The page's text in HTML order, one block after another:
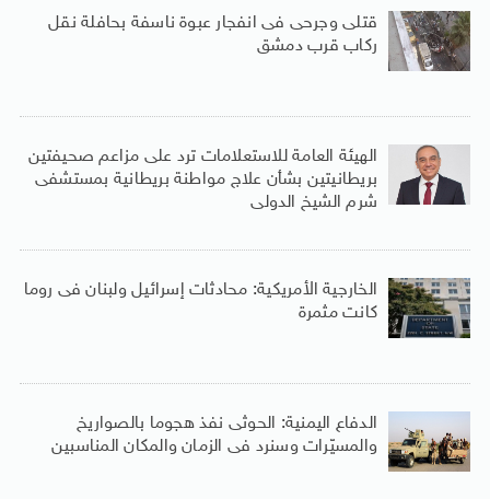
قتلى وجرحى فى انفجار عبوة ناسفة بحافلة نقل
ركاب قرب دمشق
الهيئة العامة للاستعلامات ترد على مزاعم صحيفتين
بريطانيتين بشأن علاج مواطنة بريطانية بمستشفى
شرم الشيخ الدولى
الخارجية الأمريكية: محادثات إسرائيل ولبنان فى روما
كانت مثمرة
الدفاع اليمنية: الحوثى نفذ هجوما بالصواريخ
والمسيّرات وسنرد فى الزمان والمكان المناسبين